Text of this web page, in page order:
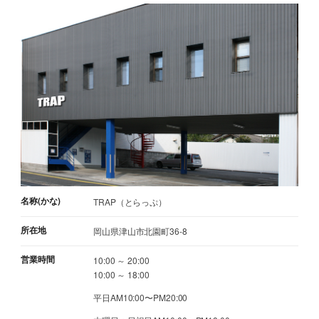
名称(かな) TRAP（とらっぷ）
所在地 岡山県津山市北園町36-8
営業時間
10:00 ～ 20:00
10:00 ～ 18:00
平日AM10:00〜PM20:00